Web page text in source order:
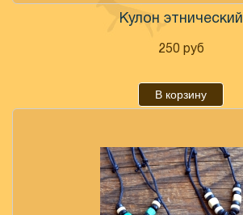
Кулон этнический
250 руб
В корзину